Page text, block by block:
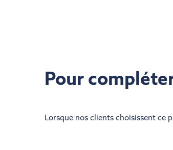
Pour
Lorsque nos clients choisissent ce